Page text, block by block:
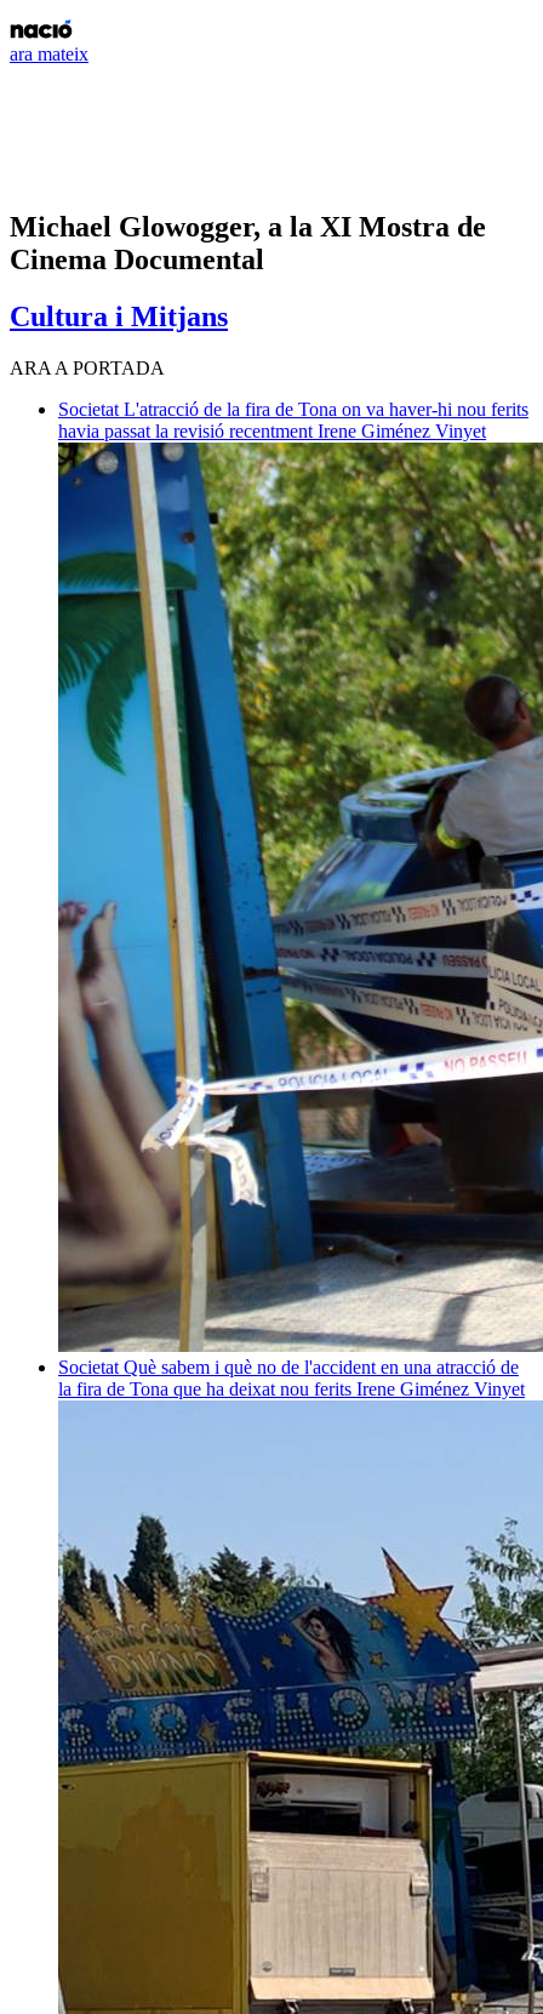
ara mateix
Michael Glowogger, a la XI Mostra de
Cinema Documental
Cultura i Mitjans
ARA A PORTADA
Societat L'atracció de la fira de Tona on va haver-hi nou ferits
havia passat la revisió recentment Irene Giménez Vinyet
Societat Què sabem i què no de l'accident en una atracció de
la fira de Tona que ha deixat nou ferits Irene Giménez Vinyet